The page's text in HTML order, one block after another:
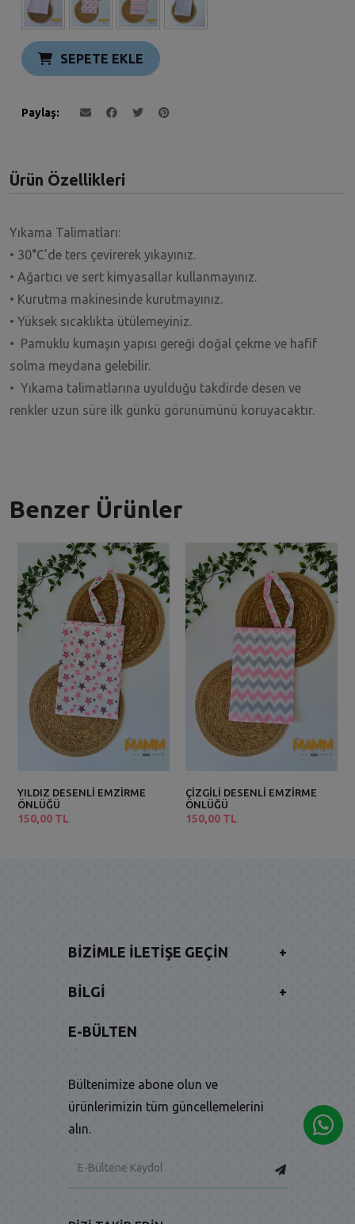
SEPETE EKLE
Paylaş
Ürün Özellikleri
Yıkama Talimatları:
• 30°C'de ters çevirerek yıkayınız.
• Ağartıcı ve sert kimyasallar kullanmayınız.
• Kurutma makinesinde kurutmayınız.
• Yüksek sıcaklıkta ütülemeyiniz.
• Pamuklu kumaşın yapısı gereği doğal çekme ve hafif
solma meydana gelebilir.
• Yıkama talimatlarına uyulduğu takdirde desen ve
renkler uzun süre ilk günkü görünümünü koruyacaktır.
Benzer Ürünler
YILDIZ DESENLİ EMZİRME
ÖNLÜĞÜ
150,00 TL
ÇİZGİLİ DESENLİ EMZİRME
ÖNLÜĞÜ
150,00 TL
BIZIMLE İLETIŞE GEÇIN +
BILGI +
E-BÜLTEN
Bültenimize abone olun ve
ürünlerimizin tüm güncellemelerini
alın.